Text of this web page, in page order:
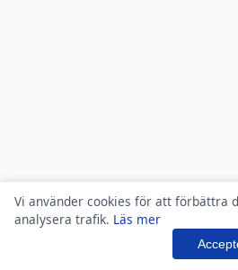
Vi använder cookies för att förbättra
analysera trafik. Läs mer